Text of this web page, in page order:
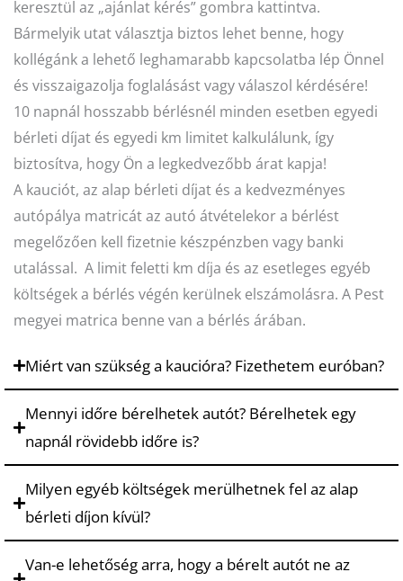
Hűtőautó bérlés
Feltételek
Szolgáltatások
Gy.i.k.
Blog
Kapcsolat
keresztül az „ajánlat kérés” gombra kattintva.
Bármelyik utat választja biztos lehet benne, hogy
kollégánk a lehető leghamarabb kapcsolatba lép Önnel
és visszaigazolja foglalásást vagy válaszol kérdésére!
10 napnál hosszabb bérlésnél minden esetben egyedi
bérleti díjat és egyedi km limitet kalkulálunk, így
biztosítva, hogy Ön a legkedvezőbb árat kapja!
A kauciót, az alap bérleti díjat és a kedvezményes
autópálya matricát az autó átvételekor a bérlést
megelőzően kell fizetnie készpénzben vagy banki
utalással. A limit feletti km díja és az esetleges egyéb
költségek a bérlés végén kerülnek elszámolásra. A Pest
megyei matrica benne van a bérlés árában.
Miért van szükség a kaucióra? Fizethetem euróban?
Mennyi időre bérelhetek autót? Bérelhetek egy
napnál rövidebb időre is?
Milyen egyéb költségek merülhetnek fel az alap
bérleti díjon kívül?
Van-e lehetőség arra, hogy a bérelt autót ne az